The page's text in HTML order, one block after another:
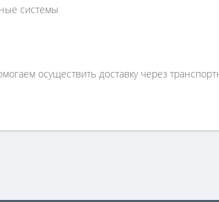
системы
осуществить доставку через